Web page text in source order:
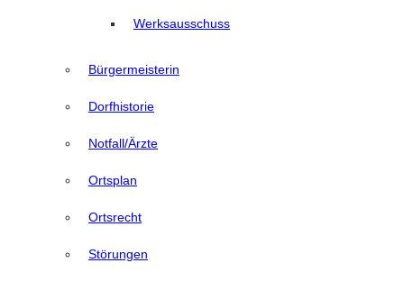
Werksausschuss
Bürgermeisterin
Dorfhistorie
Notfall/Ärzte
Ortsplan
Ortsrecht
Störungen